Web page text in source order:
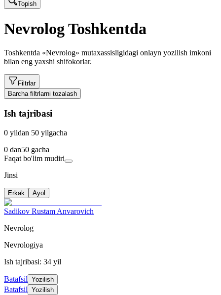
Topish
Nevrolog Toshkentda
Toshkentda «Nevrolog» mutaxassisligidagi onlayn yozilish imkoni
bilan eng yaxshi shifokorlar.
Filtrlar
Barcha filtrlarni tozalash
Ish tajribasi
0 yildan 50 yilgacha
0 dan50 gacha
Faqat bo'lim mudiri
Jinsi
Erkak Ayol
Sadikov Rustam Anvarovich
Nevrolog
Nevrologiya
Ish tajribasi: 34 yil
Batafsil Yozilish
Batafsil Yozilish